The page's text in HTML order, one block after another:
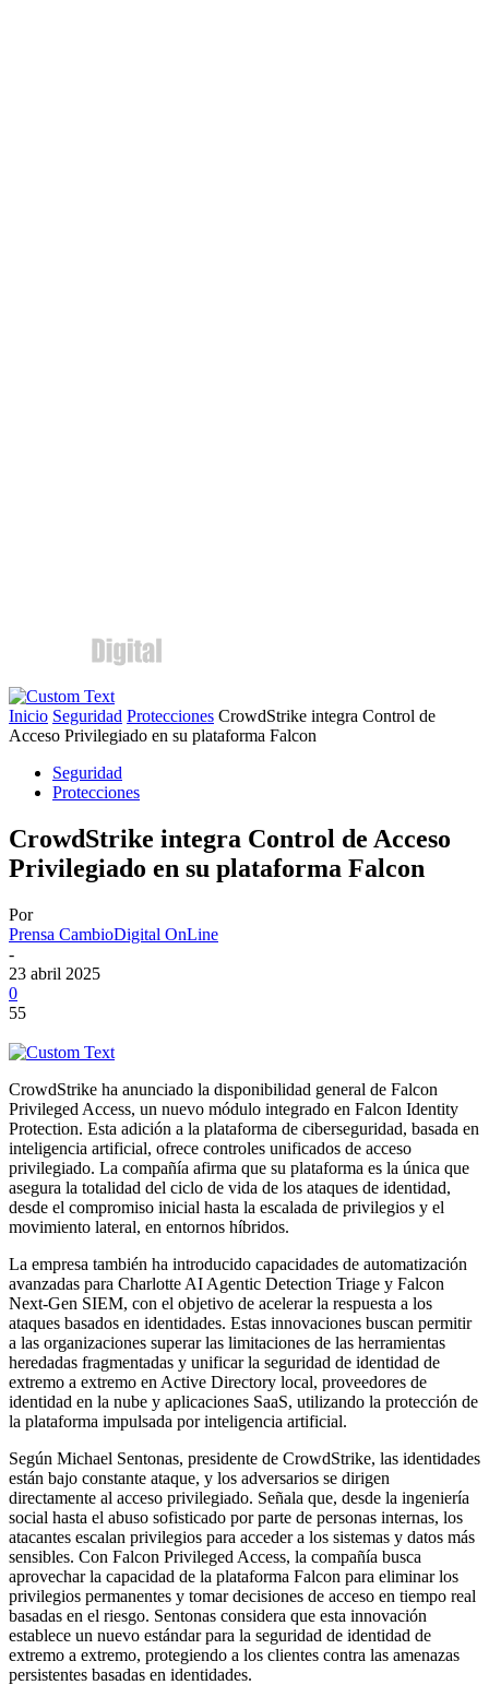
Inicio Seguridad Protecciones CrowdStrike integra Control de
Acceso Privilegiado en su plataforma Falcon
Seguridad
Protecciones
CrowdStrike integra Control de Acceso
Privilegiado en su plataforma Falcon
Por
Prensa CambioDigital OnLine
-
23 abril 2025
0
55
CrowdStrike ha anunciado la disponibilidad general de Falcon
Privileged Access, un nuevo módulo integrado en Falcon Identity
Protection. Esta adición a la plataforma de ciberseguridad, basada en
inteligencia artificial, ofrece controles unificados de acceso
privilegiado. La compañía afirma que su plataforma es la única que
asegura la totalidad del ciclo de vida de los ataques de identidad,
desde el compromiso inicial hasta la escalada de privilegios y el
movimiento lateral, en entornos híbridos.
La empresa también ha introducido capacidades de automatización
avanzadas para Charlotte AI Agentic Detection Triage y Falcon
Next-Gen SIEM, con el objetivo de acelerar la respuesta a los
ataques basados en identidades. Estas innovaciones buscan permitir
a las organizaciones superar las limitaciones de las herramientas
heredadas fragmentadas y unificar la seguridad de identidad de
extremo a extremo en Active Directory local, proveedores de
identidad en la nube y aplicaciones SaaS, utilizando la protección de
la plataforma impulsada por inteligencia artificial.
Según Michael Sentonas, presidente de CrowdStrike, las identidades
están bajo constante ataque, y los adversarios se dirigen
directamente al acceso privilegiado. Señala que, desde la ingeniería
social hasta el abuso sofisticado por parte de personas internas, los
atacantes escalan privilegios para acceder a los sistemas y datos más
sensibles. Con Falcon Privileged Access, la compañía busca
aprovechar la capacidad de la plataforma Falcon para eliminar los
privilegios permanentes y tomar decisiones de acceso en tiempo real
basadas en el riesgo. Sentonas considera que esta innovación
establece un nuevo estándar para la seguridad de identidad de
extremo a extremo, protegiendo a los clientes contra las amenazas
persistentes basadas en identidades.